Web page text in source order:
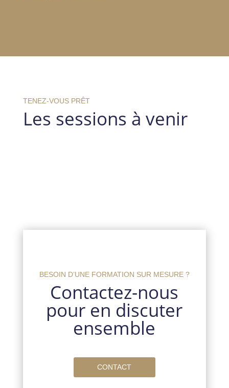
TENEZ-VOUS PRÊT
Les sessions à venir
BESOIN D’UNE FORMATION SUR MESURE ?
Contactez-nous
pour en discuter
ensemble
CONTACT